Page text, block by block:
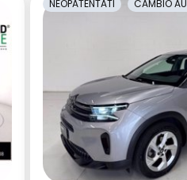
NEOPATENTATI CAMBIO